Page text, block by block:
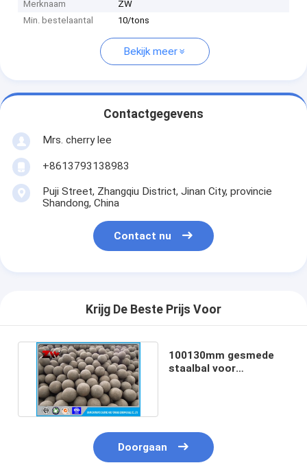
Merknaam
ZW
Min. bestelaantal
10/tons
Bekijk meer
Contactgegevens
Mrs. cherry lee
+8613793138983
Puji Street, Zhangqiu District, Jinan City, provincie
Shandong, China
Contact nu
Krijg De Beste Prijs Voor
100130mm gesmede
staalbal voor
Doorgaan